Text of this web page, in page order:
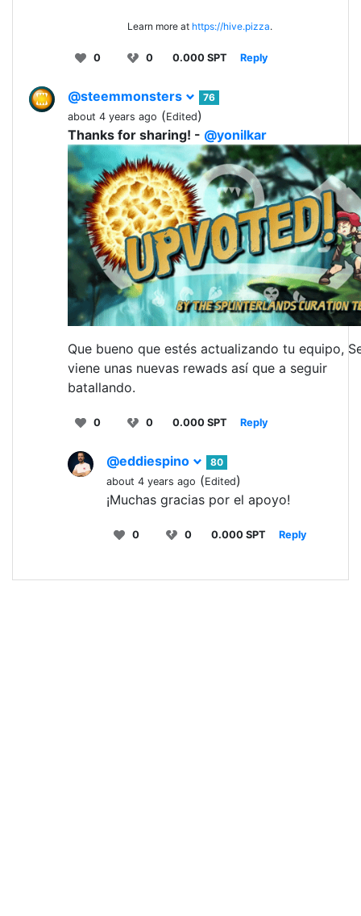
Learn more at https://hive.pizza.
0 0 0.000 SPT Reply
@steemmonsters
76
about 4 years ago (Edited)
Thanks for sharing! - @yonilkar
Que bueno que estés actualizando tu equipo,
viene unas nuevas rewads así que a seguir
batallando.
0 0 0.000 SPT Reply
@eddiespino
80
about 4 years ago (Edited)
¡Muchas gracias por el apoyo!
0 0 0.000 SPT Reply